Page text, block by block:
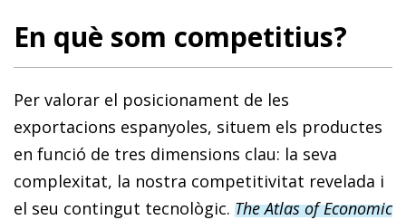
En què som competitius?
Per valorar el posicionament de les
exportacions espanyoles, situem els productes
en funció de tres dimensions clau: la seva
complexitat, la nostra competitivitat revelada i
el seu contingut tecnològic. The Atlas of Economic